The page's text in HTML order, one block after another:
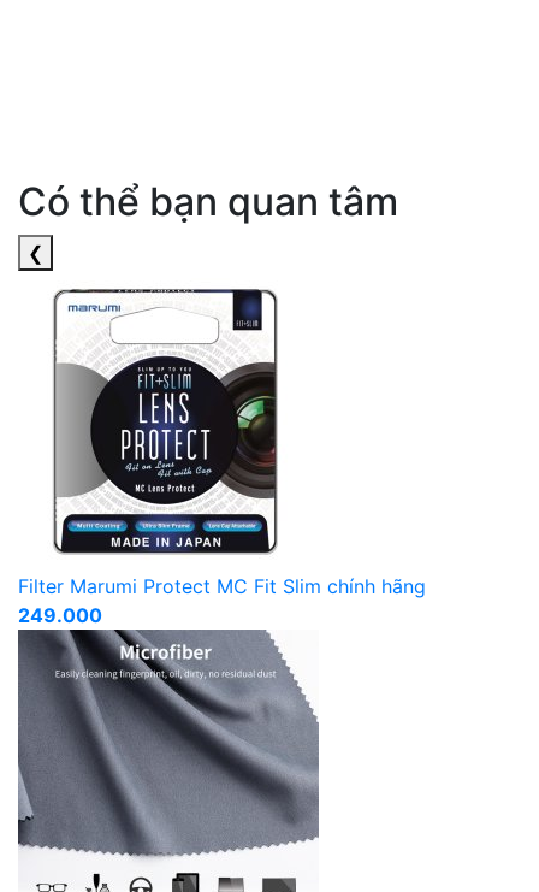
Có thể bạn quan tâm
❮
Filter Marumi Protect MC Fit Slim chính hãng
249.000